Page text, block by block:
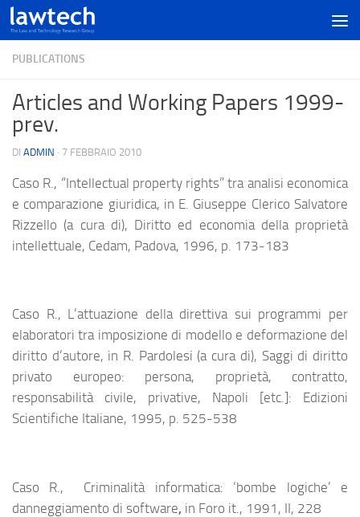
PUBLICATIONS
Articles and Working Papers 1999-
prev.
DI ADMIN · 7 FEBBRAIO 2010
Caso R., “Intellectual property rights” tra analisi economica
e comparazione giuridica, in E. Giuseppe Clerico Salvatore
Rizzello (a cura di), Diritto ed economia della proprietà
intellettuale, Cedam, Padova, 1996, p. 173-183
Caso R., L’attuazione della direttiva sui programmi per
elaboratori tra imposizione di modello e deformazione del
diritto d’autore, in R. Pardolesi (a cura di), Saggi di diritto
privato europeo: persona, proprietà, contratto,
responsabilità civile, privative, Napoli [etc.]: Edizioni
Scientifiche Italiane, 1995, p. 525-538
Caso R., Criminalità informatica: ‘bombe logiche’ e
danneggiamento di software, in Foro it., 1991, II, 228